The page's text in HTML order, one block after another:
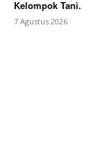
Kelompok Tani.
7 Agustus 2026